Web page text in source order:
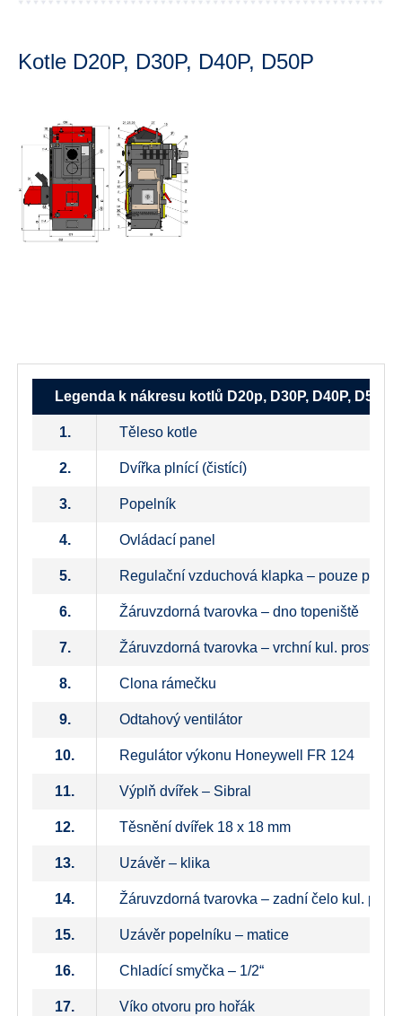
Kotle D20P, D30P, D40P, D50P
Legenda k nákresu kotlů D20p, D30P, D40P, D50P
1. Těleso kotle
2. Dvířka plnící (čistící)
3. Popelník
4. Ovládací panel
5. Regulační vzduchová klapka – pouze pro
6. Žáruvzdorná tvarovka – dno topeniště
7. Žáruvzdorná tvarovka – vrchní kul. prostor
8. Clona rámečku
9. Odtahový ventilátor
10. Regulátor výkonu Honeywell FR 124
11. Výplň dvířek – Sibral
12. Těsnění dvířek 18 x 18 mm
13. Uzávěr – klika
14. Žáruvzdorná tvarovka – zadní čelo kul.
15. Uzávěr popelníku – matice
16. Chladící smyčka – 1/2“
17. Víko otvoru pro hořák